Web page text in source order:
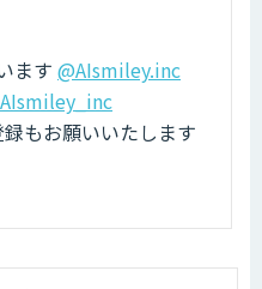
ます @AIsmiley.inc
もお願いいたします